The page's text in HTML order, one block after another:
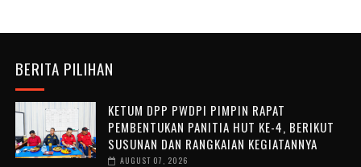
BERITA PILIHAN
KETUM DPP PWDPI PIMPIN RAPAT
PEMBENTUKAN PANITIA HUT KE-4, BERIKUT
SUSUNAN DAN RANGKAIAN KEGIATANNYA
AUGUST 07, 2026